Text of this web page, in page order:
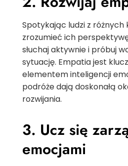
Spotykając ludzi z różnych
zrozumieć ich
słuchaj aktywnie i próbuj
sytuację. Empatia jest
elementem inteligencji
podróże dają doskonałą
rozwijania.
3. Ucz się
emocjami